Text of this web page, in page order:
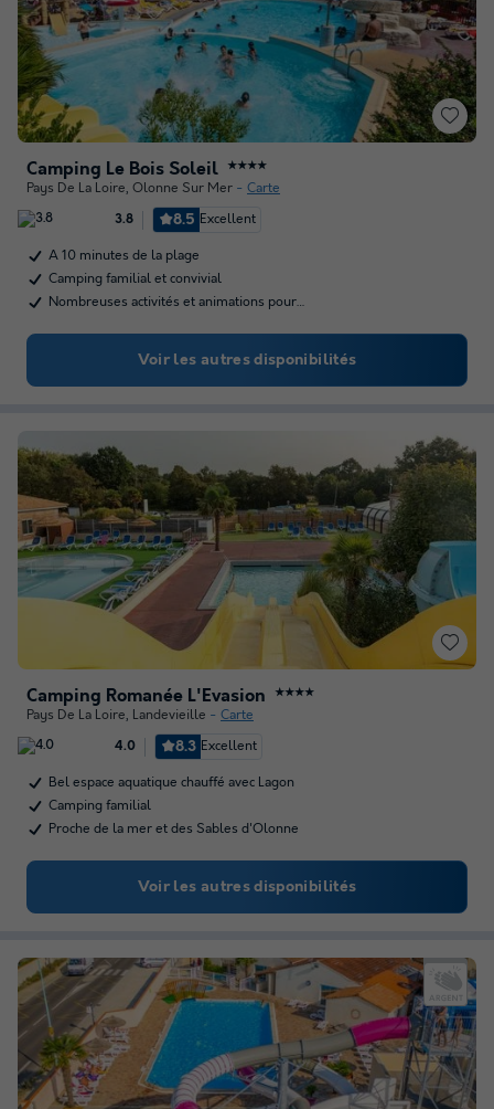
Camping Le Bois Soleil ★★★★
Pays De La Loire, Olonne Sur Mer Carte
3.8 8.5 Excellent
A 10 minutes de la plage
Camping familial et convivial
Nombreuses activités et animations pour…
Voir les autres disponibilités
Camping Romanée L'Evasion ★★★★
Pays De La Loire, Landevieille Carte
4.0 8.3 Excellent
Bel espace aquatique chauffé avec Lagon
Camping familial
Proche de la mer et des Sables d'Olonne
Voir les autres disponibilités